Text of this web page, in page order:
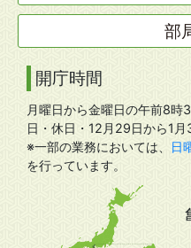
部
開庁時間
月曜日から金曜日の午前8
日・休日・12月29日から1月
※一部の業務においては、
日
を行っています。